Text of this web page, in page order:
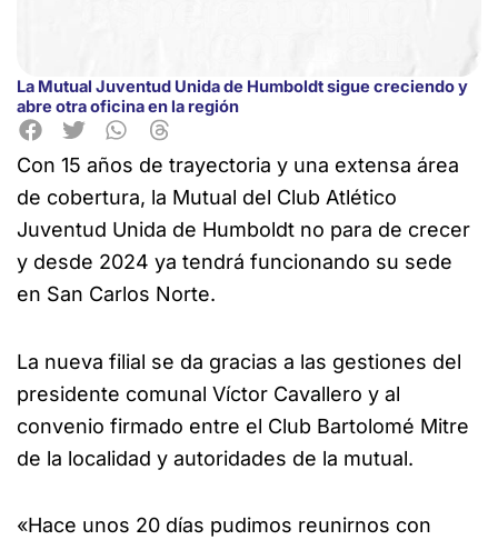
La Mutual Juventud Unida de Humboldt sigue creciendo y
abre otra oficina en la región
Con 15 años de trayectoria y una extensa área
de cobertura, la Mutual del Club Atlético
Juventud Unida de Humboldt no para de crecer
y desde 2024 ya tendrá funcionando su sede
en San Carlos Norte.
La nueva filial se da gracias a las gestiones del
presidente comunal Víctor Cavallero y al
convenio firmado entre el Club Bartolomé Mitre
de la localidad y autoridades de la mutual.
«Hace unos 20 días pudimos reunirnos con